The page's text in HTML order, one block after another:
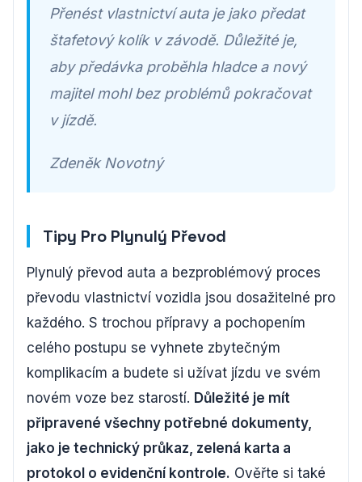
Přenést vlastnictví auta je jako předat
štafetový kolík v závodě. Důležité je,
aby předávka proběhla hladce a nový
majitel mohl bez problémů pokračovat
v jízdě.
Zdeněk Novotný
Tipy Pro Plynulý Převod
Plynulý převod auta a bezproblémový proces
převodu vlastnictví vozidla jsou dosažitelné pro
každého. S trochou přípravy a pochopením
celého postupu se vyhnete zbytečným
komplikacím a budete si užívat jízdu ve svém
novém voze bez starostí. Důležité je mít
připravené všechny potřebné dokumenty,
jako je technický průkaz, zelená karta a
protokol o evidenční kontrole. Ověřte si také